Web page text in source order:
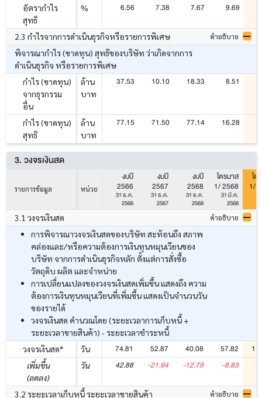
อัตรากำไร
สุทธิ
% 6.56 7.38 7.67 9.69
2.3 กำไรจากการดำเนินธุรกิจหรือรายการพิเศษ คำอธิบาย
พิจารณากำไร (ขาดทุน) สุทธิของบริษัท ว่าเกิดจากการ
ดำเนินธุรกิจ หรือรายการพิเศษ
กำไร (ขาดทุน)
จากธุรกรรม
อื่น
ล้าน
บาท
37.53 10.10 18.33 8.51
กำไร (ขาดทุน)
สุทธิ
ล้าน
บาท
77.15 71.50 77.14 16.28
3. วงจรเงินสด
รายการข้อมูล หน่วย
งบปี
2566
31 ธ.ค.
2566
งบปี
2567
31 ธ.ค.
2567
งบปี
2568
31 ธ.ค.
2568
ไตรมาส
1/ 2568
31 มี.ค.
2568
ไต
1/
3.1 วงจรเงินสด คำอธิบาย
การพิจารณาวงจรเงินสดของบริษัท สะท้อนถึง สภาพ
คล่องและ/หรือความต้องการเงินทุนหมุนเวียนของ
บริษัท จากการดำเนินธุรกิจหลัก ตั้งแต่การสั่งซื้อ
วัตถุดิบ ผลิต และจำหน่าย
การเปลี่ยนแปลงของวงจรเงินสดเพิ่มขึ้น แสดงถึง ความ
ต้องการเงินทุนหมุนเวียนที่เพิ่มขึ้น แสดงเป็นจำนวนวัน
ของรายได้
วงจรเงินสด คำนวณโดย (ระยะเวลาการเก็บหนี้ +
ระยะเวลาขายสินค้า) - ระยะเวลาชำระหนี้
วงจรเงินสด*
วัน 74.81 52.87 40.08 57.82
เพิ่มขึ้น
(ลดลง)
วัน 42.88 -21.94 -12.79 -8.83
3.2 ระยะเวลาเก็บหนี้ ระยะเวลาขายสินค้า คำอธิบาย